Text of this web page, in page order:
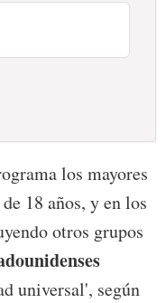
los mayores
18 años, y en los
otros grupos
universal', según